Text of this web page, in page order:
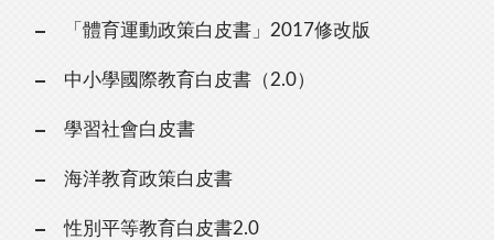
「體育運動政策白皮書」2017修改版
中小學國際教育白皮書（2.0）
學習社會白皮書
海洋教育政策白皮書
性別平等教育白皮書2.0